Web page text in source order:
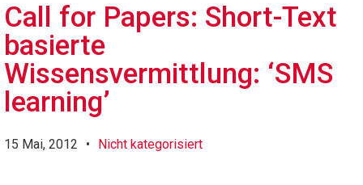
Call for Papers: Short-Text
basierte
Wissensvermittlung: ‘SMS
learning’
15 Mai, 2012 • Nicht kategorisiert